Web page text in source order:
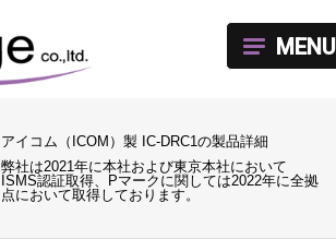
アイコム（ICOM）製 IC-DRC1の製品詳細
弊社は2021年に本社および東京本社において
ISMS認証取得、Pマークに関しては2022年に全拠
点において取得しております。
MENU